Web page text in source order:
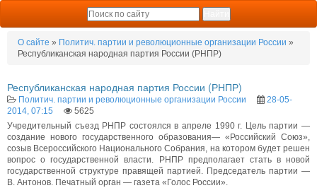
О сайте » Политич. партии и революционные организации Роcсии »
Республиканская народная партия России (РНПР)
Республиканская народная партия России (РНПР)
Политич. партии и революционные организации Роcсии
28-05-
2014, 07:15
5625
Учредительный съезд РНПР состоялся в апреле 1990 г. Цель партии —
создание нового государственного образования— «Российский Союз»,
созыв Всероссийского Национального Собрания, на котором будет решен
вопрос о государственной власти. РНПР предполагает стать в новой
государственной структуре правящей партией. Председатель партии —
В. Антонов. Печатный орган — газета «Голос России».